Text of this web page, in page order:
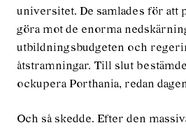
universitet. De samlades för att
göra mot de enorma
utbildningsbudgeten och
åtstramningar. Till slut
ockupera Porthania, redan
Och så skedde. Efter den